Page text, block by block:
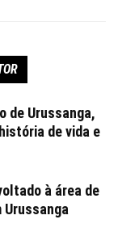
de Urussanga,
de vida e
à área de
Urussanga